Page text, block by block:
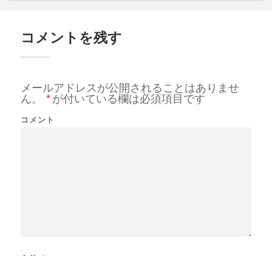
コメントを残す
メールアドレスが公開されることはありませ
ん。
* が付いている欄は必須項目です
コメント